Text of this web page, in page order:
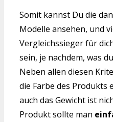
Somit kannst Du die
Modelle ansehen, und
Vergleichssieger für
sein, je nachdem, was
Neben allen diesen
die Farbe des Produkts
auch das Gewicht ist
Produkt sollte man